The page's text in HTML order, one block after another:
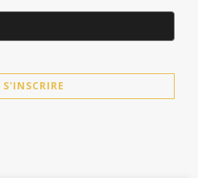
S'INSCRIRE